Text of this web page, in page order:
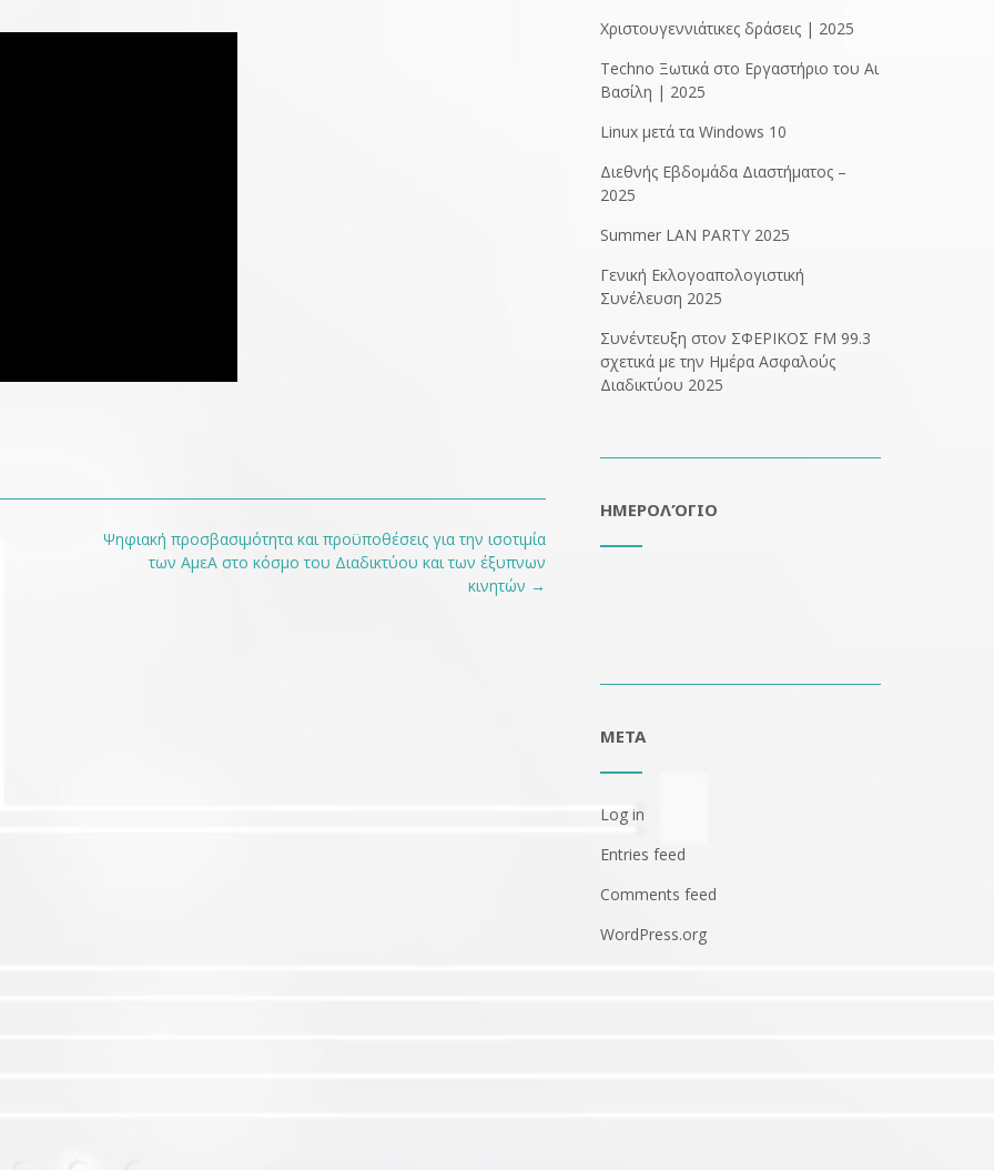
Ψηφιακή προσβασιμότητα και προϋποθέσεις για την ισοτιμία
των ΑμεΑ στο κόσμο του Διαδικτύου και των έξυπνων
κινητών →
Χριστουγεννιάτικες δράσεις | 2025
Techno Ξωτικά στο Εργαστήριο του Αι
Βασίλη | 2025
Linux μετά τα Windows 10
Διεθνής Εβδομάδα Διαστήματος –
2025
Summer LAN PARTY 2025
Γενική Εκλογοαπολογιστική
Συνέλευση 2025
Συνέντευξη στον ΣΦΕΡΙΚΟΣ FM 99.3
σχετικά με την Ημέρα Ασφαλούς
Διαδικτύου 2025
ΗΜΕΡΟΛΌΓΙΟ
META
Log in
Entries feed
Comments feed
WordPress.org